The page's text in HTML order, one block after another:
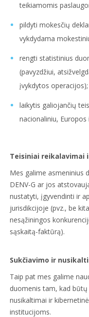
teikiamomis
pildyti mokesčių
vykdydama
rengti statistinius
(pavyzdžiui,
įvykdytos
laikytis galiojančių
nacionaliniu,
Teisiniai reikalavimai
Mes galime asmeninius
DENV-G ar jos
nustatyti, įgyvendinti ir
jurisdikcijoje (pvz., be
nesąžiningos
sąskaitą-faktūrą).
Sukčiavimo ir
Taip pat mes galime
duomenis tam, kad
nusikaltimai ir
institucijoms.